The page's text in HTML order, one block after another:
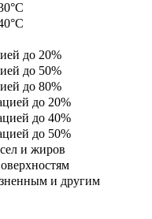
до 20%
до 50%
до 80%
до 20%
до 40%
до 50%
и жиров
и другим